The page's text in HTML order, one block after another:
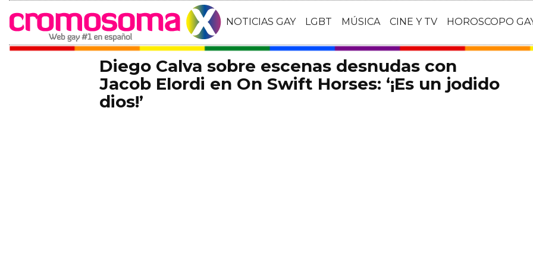
NOTICIAS GAY LGBT MÚSICA CINE Y TV HOROSCOPO
Diego Calva sobre escenas desnudas con
Jacob Elordi en On Swift Horses: ‘¡Es un jodido
dios!’